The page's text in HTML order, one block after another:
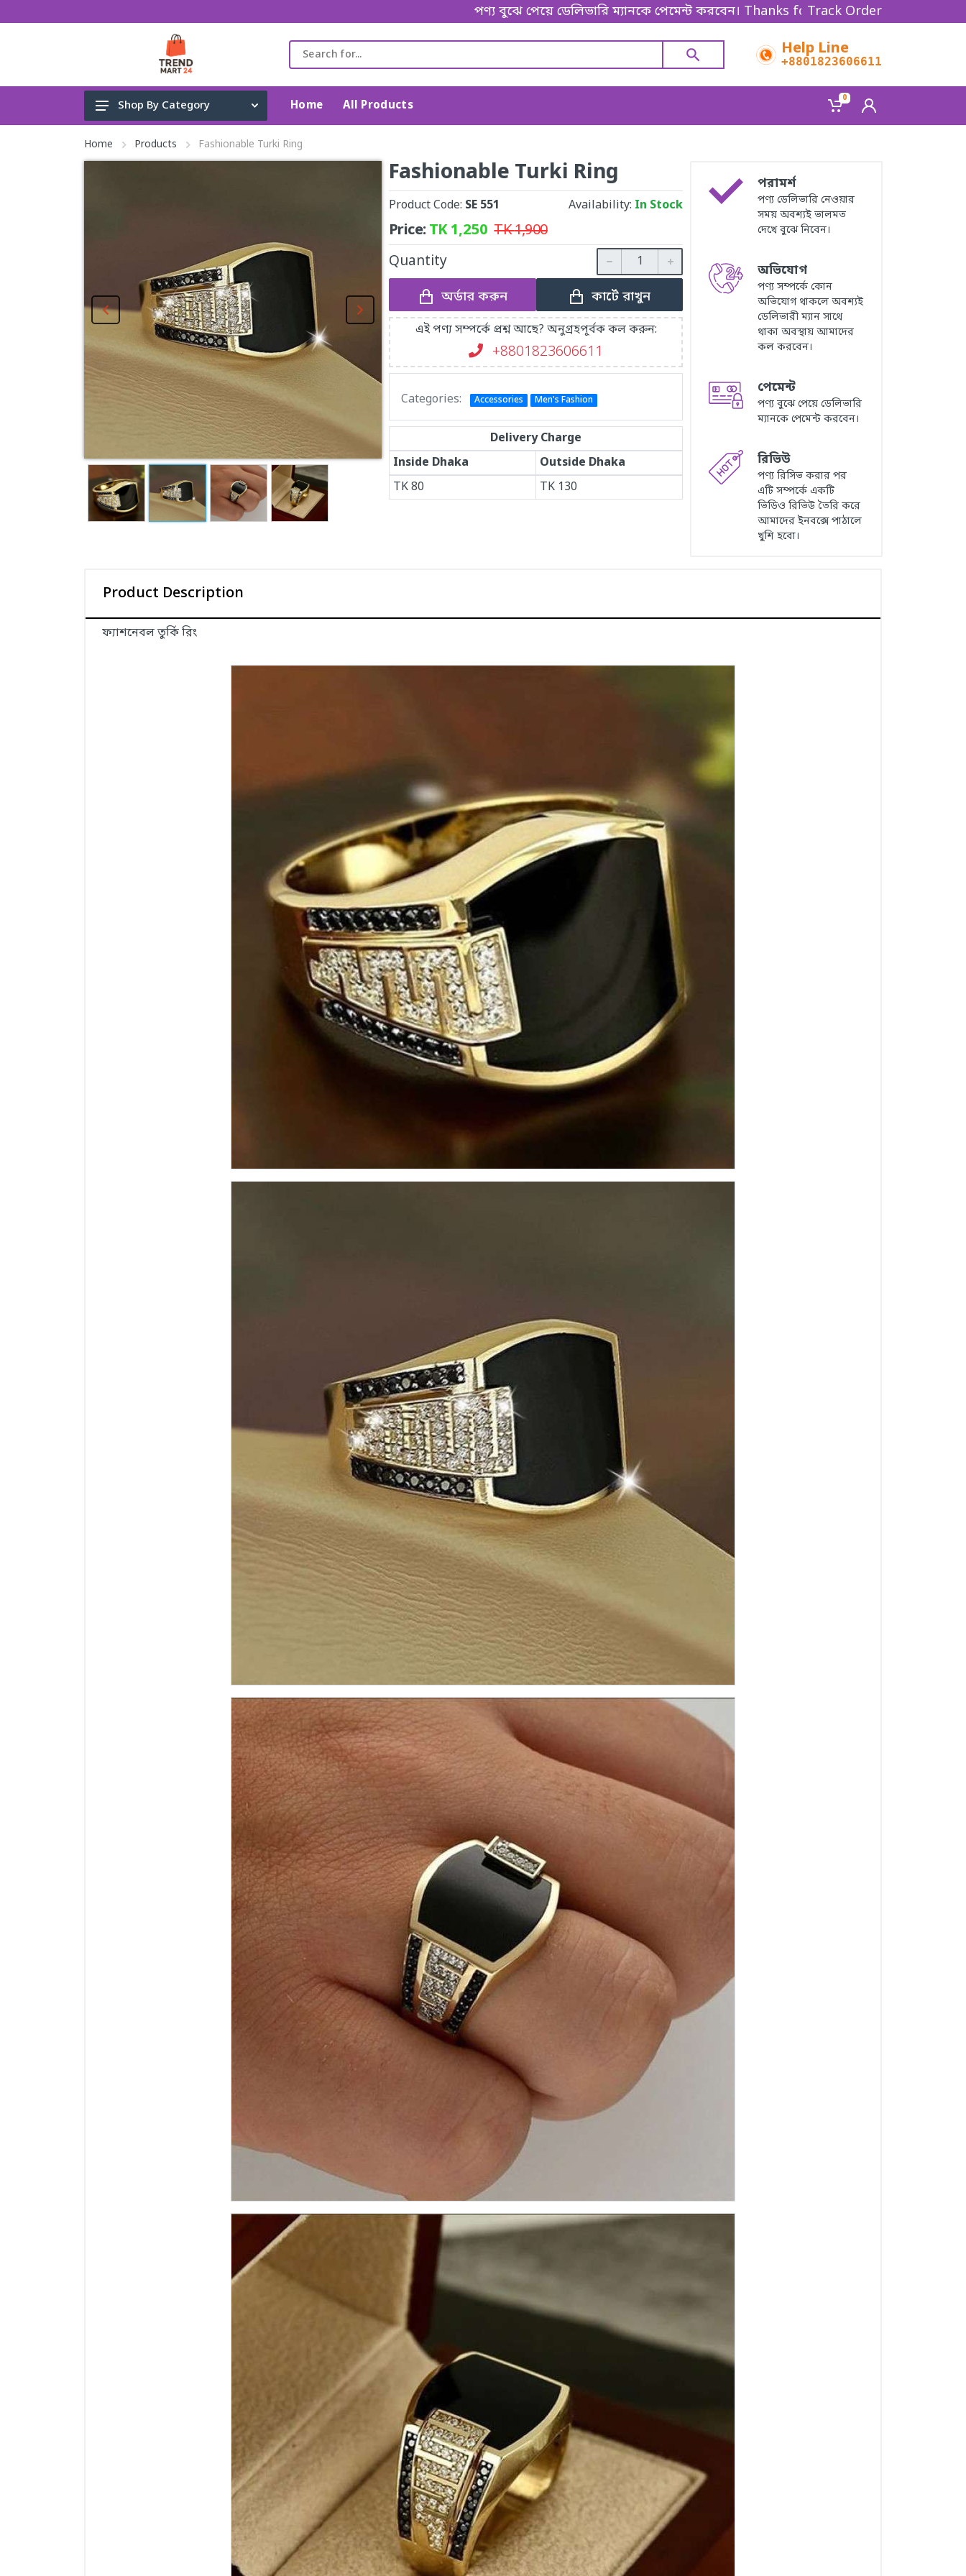
পণ্য বুঝে পেয়ে ডেলিভারি ম্যানকে পেমেন্ট করবেন। Thanks for shopping! Track Order
Help Line
+8801823606611
Gadget & Electronics
Cleaning Supplies
Fashion & Lifestyle
Health & Beauty
View All Categories
Shop By Category Home All Products
0
Home Products Fashionable Turki Ring
Fashionable Turki Ring
Product Code: SE 551 Availability: In Stock
Price:TK1,250 TK1,900
Quantity
অর্ডার করুন কার্টে রাখুন
এই পণ্য সম্পর্কে প্রশ্ন আছে? অনুগ্রহপূর্বক কল করুন:
+8801823606611
Categories: Accessories Men's Fashion
Delivery Charge
Inside Dhaka
Outside Dhaka
TK80 TK 130
পরামর্শ
পণ্য ডেলিভারি নেওয়ার
সময় অবশ্যই ভালমত
দেখে বুঝে নিবেন।
অভিযোগ
পণ্য সম্পর্কে কোন
অভিযোগ থাকলে অবশ্যই
ডেলিভারী ম্যান সাথে
থাকা অবস্থায় আমাদের
কল করবেন।
পেমেন্ট
পণ্য বুঝে পেয়ে ডেলিভারি
ম্যানকে পেমেন্ট করবেন।
রিভিউ
পণ্য রিসিভ করার পর
এটি সম্পর্কে একটি
ভিডিও রিভিউ তৈরি করে
আমাদের ইনবক্সে পাঠালে
খুশি হবো।
Product Description
ফ্যাশনেবল তুর্কি রিং